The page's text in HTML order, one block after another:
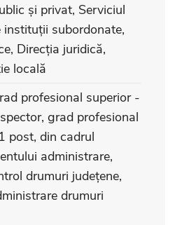
și privat, Serviciul
instituții subordonate,
Direcția juridică,
locală
profesional superior -
grad profesional
post, din cadrul
administrare,
drumuri județene,
drumuri